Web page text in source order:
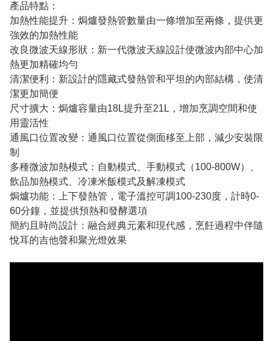
產品特點：
加熱性能提升：焗爐發熱管數量由一條增加至兩條，提供更
強效的加熱性能
改良微波天線形狀：新一代微波天線設計使微波內部中心加
熱更加精確均勻
清潔便利：新設計的隱藏式發熱管和平坦的內部結構，使清
潔更加簡便
尺寸擴大：焗爐容量由18L提升至21L，增加烹調空間和使
用靈活性
通風口位置改變：通風口位置從側面移至上部，減少安裝限
制
多種微波加熱模式：自動模式、手動模式（100-800W）、
飲品加熱模式、冷凍米飯模式及解凍模式
焗爐功能：上下發熱管，電子溫控可調100-230度，計時0-
60分鐘，並提供預熱和發酵選項
簡約且時尚設計：融合經典元素和現代感，烹飪過程中伴隨
悅耳的吉他聲和聚光燈效果